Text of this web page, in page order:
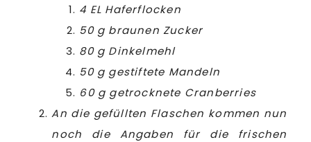
4 EL Haferflocken
50 g braunen Zucker
80 g Dinkelmehl
50 g gestiftete Mandeln
60 g getrocknete Cranberries
An die gefüllten Flaschen kommen nun
noch die Angaben für die frischen